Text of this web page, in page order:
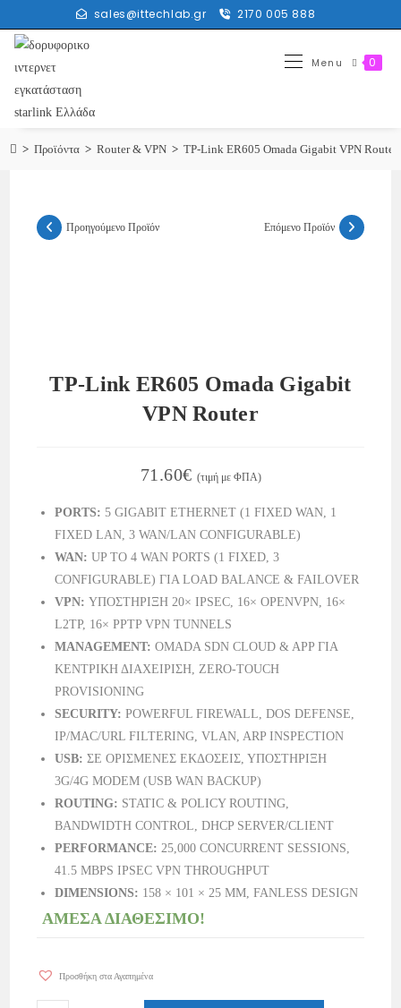
sales@ittechlab.gr 2170 005 888
0
Menu
> Προϊόντα > Router & VPN > TP-Link ER605 Omada Gigabit VPN Router
Προηγούμενο Προϊόν Επόμενο Προϊόν
TP-Link ER605 Omada Gigabit
VPN Router
71.60€ (τιμή με ΦΠΑ)
PORTS: 5 GIGABIT ETHERNET (1 FIXED WAN, 1
FIXED LAN, 3 WAN/LAN CONFIGURABLE)
WAN: UP TO 4 WAN PORTS (1 FIXED, 3
CONFIGURABLE) ΓΙΑ LOAD BALANCE & FAILOVER
VPN: ΥΠΟΣΤΗΡΙΞΗ 20× IPSEC, 16× OPENVPN, 16×
L2TP, 16× PPTP VPN TUNNELS
MANAGEMENT: OMADA SDN CLOUD & APP ΓΙΑ
ΚΕΝΤΡΙΚΗ ΔΙΑΧΕΙΡΙΣΗ, ZERO-TOUCH
PROVISIONING
SECURITY: POWERFUL FIREWALL, DOS DEFENSE,
IP/MAC/URL FILTERING, VLAN, ARP INSPECTION
USB: ΣΕ ΟΡΙΣΜΕΝΕΣ ΕΚΔΟΣΕΙΣ, ΥΠΟΣΤΗΡΙΞΗ
3G/4G MODEM (USB WAN BACKUP)
ROUTING: STATIC & POLICY ROUTING,
BANDWIDTH CONTROL, DHCP SERVER/CLIENT
PERFORMANCE: 25,000 CONCURRENT SESSIONS,
41.5 MBPS IPSEC VPN THROUGHPUT
DIMENSIONS: 158 × 101 × 25 MM, FANLESS DESIGN
ΑΜΕΣΑ ΔΙΑΘΕΣΙΜΟ!
Προσθήκη στα Αγαπημένα